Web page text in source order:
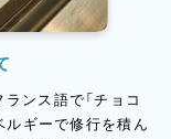
ランス語で「チョコ
ルギーで修行を積ん